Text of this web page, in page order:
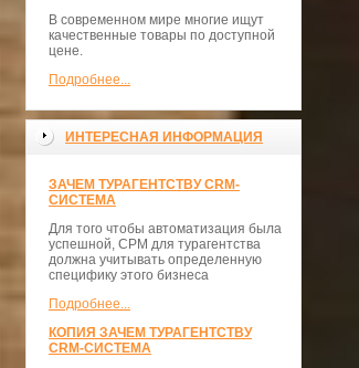
В современном мире многие ищут
качественные товары по доступной
цене.
Подробнее...
ИНТЕРЕСНАЯ ИНФОРМАЦИЯ
ЗАЧЕМ ТУРАГЕНТСТВУ CRM-
СИСТЕМА
Для того чтобы автоматизация была
успешной, СРМ для турагентства
должна учитывать определенную
специфику этого бизнеса
Подробнее...
КОПИЯ ЗАЧЕМ ТУРАГЕНТСТВУ
CRM-СИСТЕМА